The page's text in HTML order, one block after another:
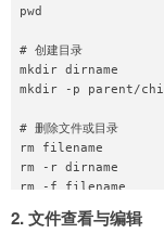
pwd
# 创建目录
mkdir dirname
mkdir -p parent/
# 删除文件或目录
rm filename
rm -r dirname
rm -f filename
# 复制文件或目录
2. 文件查看与编辑